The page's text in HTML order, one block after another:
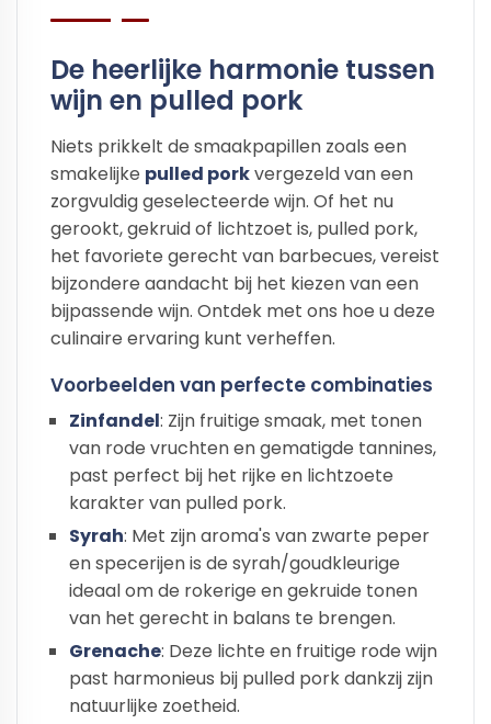
De heerlijke harmonie tussen
wijn en pulled pork
Niets prikkelt de smaakpapillen zoals een
smakelijke pulled porkvergezeld van een
zorgvuldig geselecteerde wijn. Of het nu
gerookt, gekruid of lichtzoet is, pulled pork,
het favoriete gerecht van barbecues, vereist
bijzondere aandacht bij het kiezen van een
bijpassende wijn. Ontdek met ons hoe u deze
culinaire ervaring kunt verheffen.
Voorbeelden van perfecte combinaties
Zinfandel: Zijn fruitige smaak, met tonen
van rode vruchten en gematigde tannines,
past perfect bij het rijke en lichtzoete
karakter van pulled pork.
Syrah: Met zijn aroma's van zwarte peper
en specerijen is de syrah/goudkleurige
ideaal om de rokerige en gekruide tonen
van het gerecht in balans te brengen.
Grenache: Deze lichte en fruitige rode wijn
past harmonieus bij pulled pork dankzij zijn
natuurlijke zoetheid.